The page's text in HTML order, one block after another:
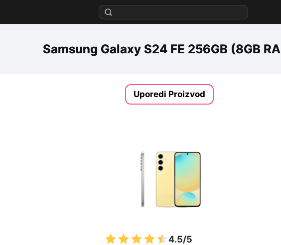
Samsung Galaxy S24 FE 256GB (8GB
Uporedi Proizvod
4.5/5